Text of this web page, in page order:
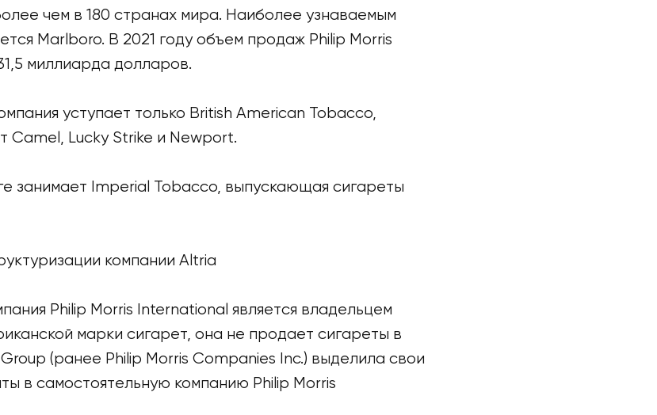
чем в 180 странах мира. Наиболее узнаваемым
Marlboro. В 2021 году объем продаж Philip Morris
миллиарда долларов.
уступает только British American Tobacco,
Camel, Lucky Strike и Newport.
занимает Imperial Tobacco, выпускающая сигареты
компании Altria
Philip Morris International является владельцем
марки сигарет, она не продает сигареты в
(ранее Philip Morris Companies Inc.) выделила свои
в самостоятельную компанию Philip Morris